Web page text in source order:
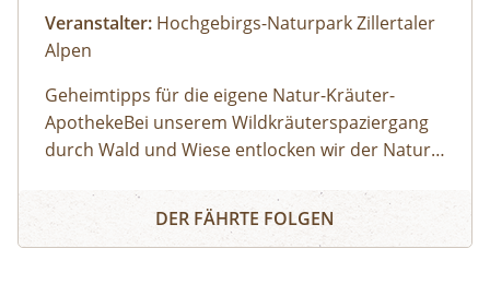
Veranstalter: Hochgebirgs-Naturpark Zillertaler
Alpen
Geheimtipps für die eigene Natur-Kräuter-
ApothekeBei unserem Wildkräuterspaziergang
durch Wald und Wiese entlocken wir der Natur
der Alpenkräuter. Diese tolle Natur-Apotheke ist
vor unserer Haustür. Der richtige
WILDKRÄUTERSPAZIERGANG IN TUX
DER FÄHRTE FOLGEN